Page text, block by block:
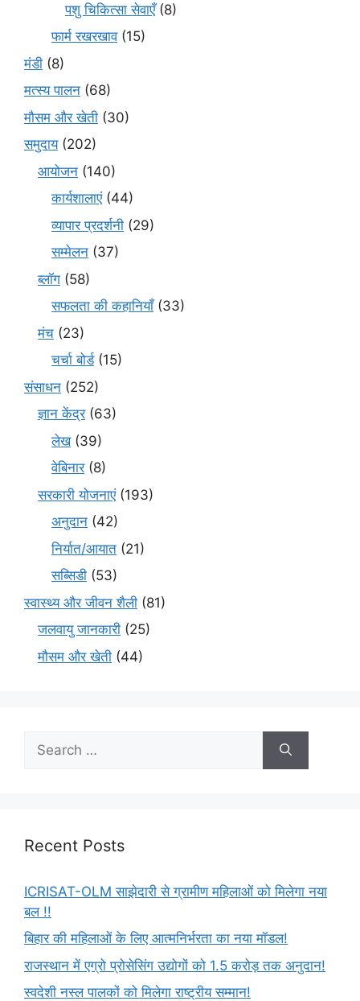
पशु चिकित्सा सेवाएँ(8)
फार्म रखरखाव(15)
मंडी (8)
मत्स्य पालन (68)
मौसम और खेती (30)
समुदाय(202)
आयोजन (140)
कार्यशालाएं(44)
व्यापार प्रदर्शनी (29)
सम्मेलन (37)
ब्लॉग (58)
सफलता की कहानियाँ(33)
मंच (23)
चर्चा बोर्ड(15)
संसाधन (252)
ज्ञान केंद्र(63)
लेख(39)
वेबिनार(8)
सरकारी योजनाएं(193)
अनुदान (42)
निर्यात/आयात (21)
सब्सिडी (53)
स्वास्थ्य और जीवन शैली (81)
जलवायु जानकारी (25)
मौसम और खेती (44)
Recent Posts
ICRISAT-OLM साझेदारी से ग्रामीण महिलाओं को मिलेगा नया
बल !!
बिहार की महिलाओं के लिए आत्मनिर्भरता का नया मॉडल!
राजस्थान में एग्रो प्रोसेसिंग उद्योगों को 1.5 करोड़ तक अनुदान!
स्वदेशी नस्ल पालकों को मिलेगा राष्ट्रीय सम्मान!